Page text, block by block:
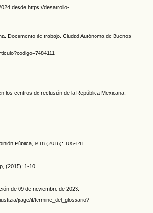
desde https://desarrollo-
Documento de trabajo. Ciudad Autónoma de Buenos
los centros de reclusión de la República Mexicana.
Pública, 9.18 (2016): 105-141.
(2015): 1-10.
de 09 de noviembre de 2023.
page/it/termine_del_glossario?